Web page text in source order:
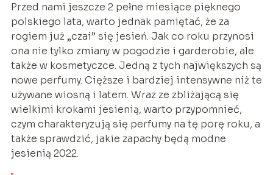
Przed nami jeszcze 2 pełne miesiące pięknego
polskiego lata, warto jednak pamiętać, że za
rogiem już „czai” się jesień. Jak co roku przynosi
ona nie tylko zmiany w pogodzie i garderobie, ale
także w kosmetyczce. Jedną z tych największych są
nowe perfumy. Cięższe i bardziej intensywne niż te
używane wiosną i latem. Wraz ze zbliżającą się
wielkimi krokami jesienią, warto przypomnieć,
czym charakteryzują się perfumy na tę porę roku, a
także sprawdzić, jakie zapachy będą modne
jesienią 2022.